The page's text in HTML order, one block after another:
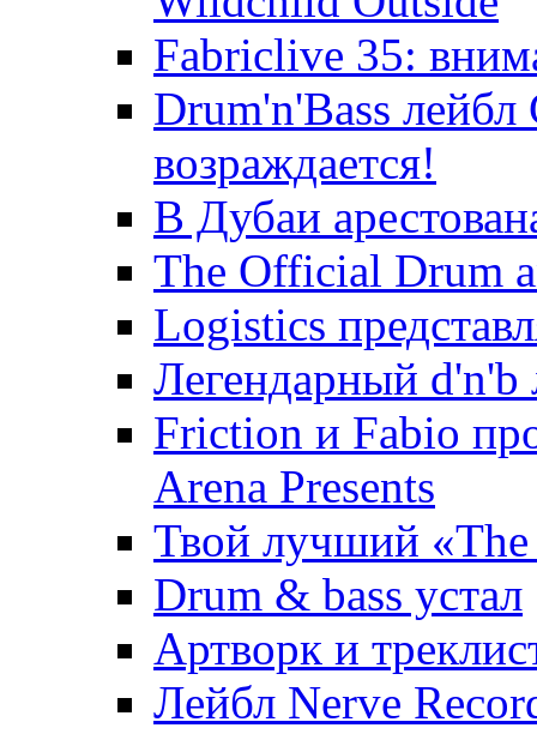
Fabriclive 35:
Drum'n'Bass
возраждается!
В Дубаи
The Official Drum
Logistics
Легендарный d'n'b
Friction и Fabio
Arena Presents
Твой лучший
Drum & bass устал
Артворк и
Лейбл Nerve